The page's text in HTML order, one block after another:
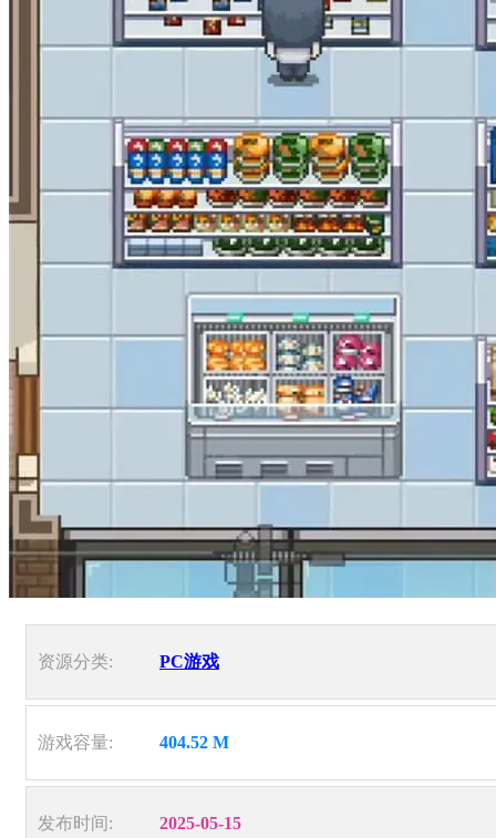
资源分类: PC游戏
游戏容量: 404.52 M
发布时间: 2025-05-15